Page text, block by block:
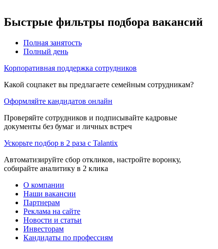
Быстрые фильтры подбора вакансий
Полная занятость
Полный день
Корпоративная поддержка сотрудников
Какой соцпакет вы предлагаете семейным сотрудникам?
Оформляйте кандидатов онлайн
Проверяйте сотрудников и подписывайте кадровые
документы без бумаг и личных встреч
Ускорьте подбор в 2 раза с Talantix
Автоматизируйте сбор откликов, настройте воронку,
собирайте аналитику в 2 клика
О компании
Наши вакансии
Партнерам
Реклама на сайте
Новости и статьи
Инвесторам
Кандидаты по профессиям